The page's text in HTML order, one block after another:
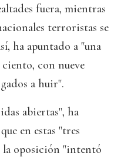
fuera, mientras
terroristas se
ha apuntado a "una
con nueve
a huir".
abiertas", ha
en estas "tres
la oposición "intentó